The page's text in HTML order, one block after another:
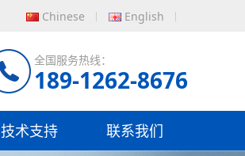
Chinese English
全国服务热线：
189-1262-8676
技术支持 联系我们